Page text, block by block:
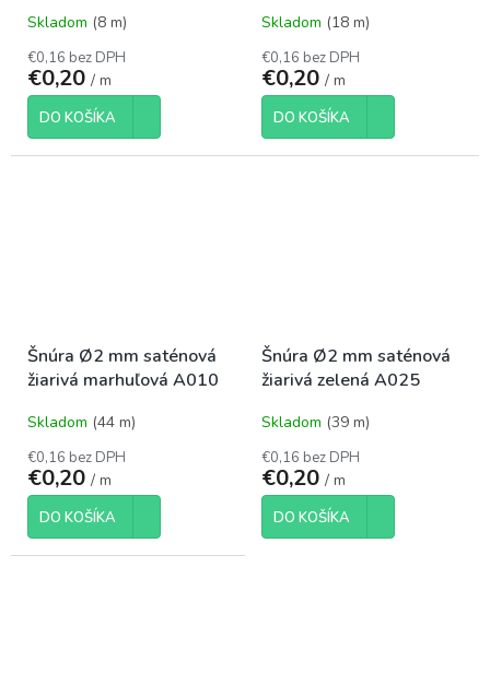
Skladom (8 m)
€0,16 bez DPH
€0,20 / m
DO KOŠÍKA
Skladom (18 m)
€0,16 bez DPH
€0,20 / m
DO KOŠÍKA
Šnúra Ø2 mm saténová
žiarivá marhuľová A010
Skladom (44 m)
€0,16 bez DPH
€0,20 / m
DO KOŠÍKA
Šnúra Ø2 mm saténová
žiarivá zelená A025
Skladom (39 m)
€0,16 bez DPH
€0,20 / m
DO KOŠÍKA